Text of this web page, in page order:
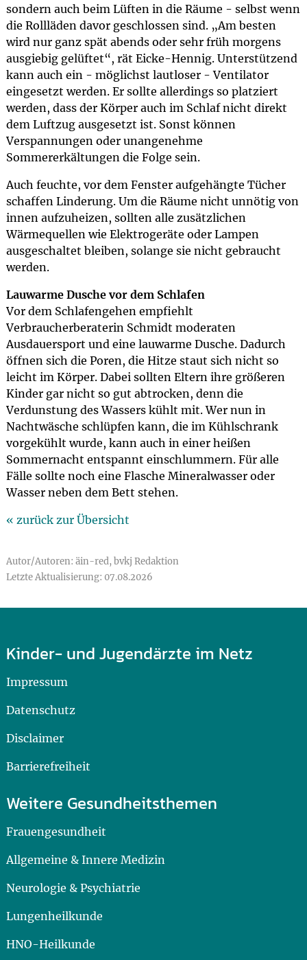
sondern auch beim Lüften in die Räume - selbst wenn
die Rollläden davor geschlossen sind. „Am besten
wird nur ganz spät abends oder sehr früh morgens
ausgiebig gelüftet“, rät Eicke-Hennig. Unterstützend
kann auch ein - möglichst lautloser - Ventilator
eingesetzt werden. Er sollte allerdings so platziert
werden, dass der Körper auch im Schlaf nicht direkt
dem Luftzug ausgesetzt ist. Sonst können
Verspannungen oder unangenehme
Sommererkältungen die Folge sein.
Auch feuchte, vor dem Fenster aufgehängte Tücher
schaffen Linderung. Um die Räume nicht unnötig von
innen aufzuheizen, sollten alle zusätzlichen
Wärmequellen wie Elektrogeräte oder Lampen
ausgeschaltet bleiben, solange sie nicht gebraucht
werden.
Lauwarme Dusche vor dem Schlafen
Vor dem Schlafengehen empfiehlt
Verbraucherberaterin Schmidt moderaten
Ausdauersport und eine lauwarme Dusche. Dadurch
öffnen sich die Poren, die Hitze staut sich nicht so
leicht im Körper. Dabei sollten Eltern ihre größeren
Kinder gar nicht so gut abtrocken, denn die
Verdunstung des Wassers kühlt mit. Wer nun in
Nachtwäsche schlüpfen kann, die im Kühlschrank
vorgekühlt wurde, kann auch in einer heißen
Sommernacht entspannt einschlummern. Für alle
Fälle sollte noch eine Flasche Mineralwasser oder
Wasser neben dem Bett stehen.
« zurück zur Übersicht
Autor/Autoren: äin-red, bvkj Redaktion
Letzte Aktualisierung: 07.08.2026
Kinder- und Jugendärzte im Netz
Impressum
Datenschutz
Disclaimer
Barrierefreiheit
Weitere Gesundheitsthemen
Frauengesundheit
Allgemeine & Innere Medizin
Neurologie & Psychiatrie
Lungenheilkunde
HNO-Heilkunde